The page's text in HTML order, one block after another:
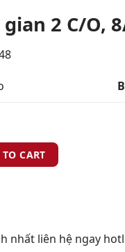
2 C/O,
CART
nhất liên hệ ngay